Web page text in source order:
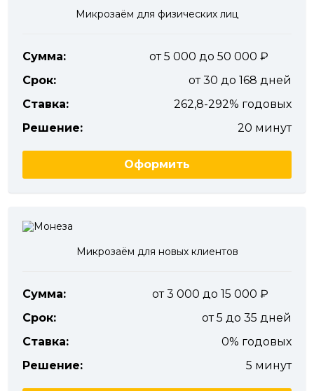
Микрозаём для физических лиц
Сумма:
от 5 000 до 50 000
Срок:
от 30 до 168 дней
Ставка:
262,8-292% годовых
Решение:
20 минут
Оформить
Микрозаём для новых клиентов
Сумма:
от 3 000 до 15 000
Срок:
от 5 до 35 дней
Ставка:
0% годовых
Решение:
5 минут